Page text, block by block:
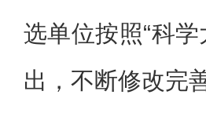
选单位按照“科
出，不断修改完